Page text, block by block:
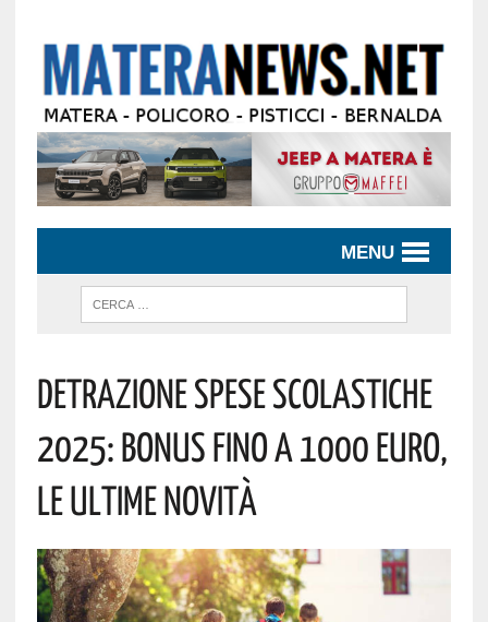
MENU
Detrazione Spese Scolastiche
2025: Bonus Fino A 1000 Euro,
Le Ultime Novità